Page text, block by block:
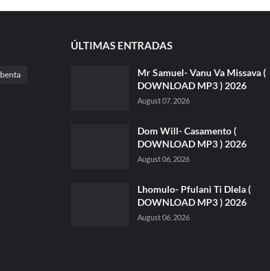
ÚLTIMAS ENTRADAS
Mr Samuel- Vanu Va Missava (
DOWNLOAD MP3 ) 2026
August 07, 2026
Dom Will- Casamento (
DOWNLOAD MP3 ) 2026
August 06, 2026
Lhomulo- Pfulani Ti Dlela (
DOWNLOAD MP3 ) 2026
August 06, 2026